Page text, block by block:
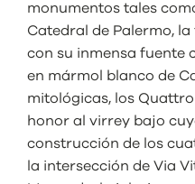
monumentos tales
Catedral de Palermo,
con su inmensa fuente
en mármol blanco de
mitológicas, los
honor al virrey bajo
construcción de los
la intersección de Via